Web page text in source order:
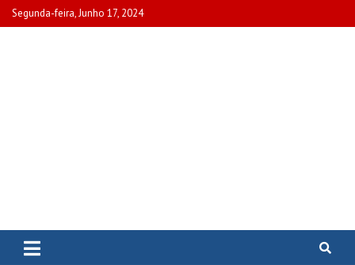
Skip
to
Segunda-feira, Junho 17, 2024
www.portalcascais.pt
recentes e veja programas de TV,
reportagens e podcasts